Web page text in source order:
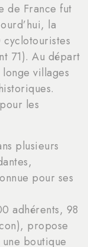
de France fut
la
71). Au départ
villages
les
plusieurs
pour ses
adhérents, 98
propose
boutique